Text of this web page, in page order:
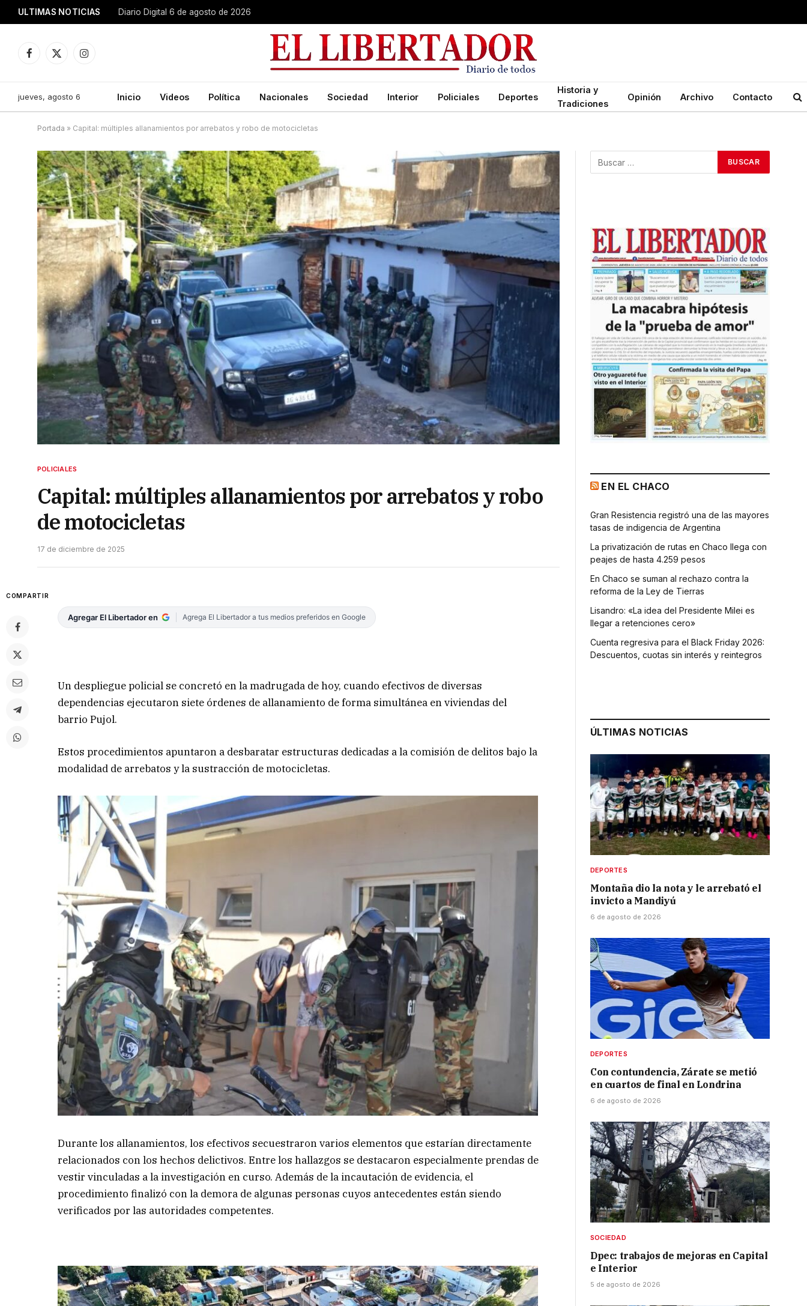
ULTIMAS NOTICIAS Diario Digital 6 de agosto de 2026
Facebook
X
Instagram
jueves, agosto 6 Inicio Videos Política Nacionales Sociedad Interior Policiales Deportes
Historia y
Tradiciones
Opinión Archivo Contacto
Portada » Capital: múltiples allanamientos por arrebatos y robo de motocicletas
POLICIALES
Capital: múltiples allanamientos por arrebatos y robo
de motocicletas
17 de diciembre de 2025
COMPARTIR
Agregar El Libertador en Agrega El Libertador a tus medios preferidos en Google
Un despliegue policial se concretó en la madrugada de hoy, cuando efectivos de diversas
dependencias ejecutaron siete órdenes de allanamiento de forma simultánea en viviendas del
barrio Pujol.
Estos procedimientos apuntaron a desbaratar estructuras dedicadas a la comisión de delitos bajo la
modalidad de arrebatos y la sustracción de motocicletas.
Durante los allanamientos, los efectivos secuestraron varios elementos que estarían directamente
relacionados con los hechos delictivos. Entre los hallazgos se destacaron especialmente prendas de
vestir vinculadas a la investigación en curso. Además de la incautación de evidencia, el
procedimiento finalizó con la demora de algunas personas cuyos antecedentes están siendo
verificados por las autoridades competentes.
EN EL CHACO
Gran Resistencia registró una de las mayores
tasas de indigencia de Argentina
La privatización de rutas en Chaco llega con
peajes de hasta 4.259 pesos
En Chaco se suman al rechazo contra la
reforma de la Ley de Tierras
Lisandro: «La idea del Presidente Milei es
llegar a retenciones cero»
Cuenta regresiva para el Black Friday 2026:
Descuentos, cuotas sin interés y reintegros
ÚLTIMAS NOTICIAS
DEPORTES
Montaña dio la nota y le arrebató el
invicto a Mandiyú
6 de agosto de 2026
DEPORTES
Con contundencia, Zárate se metió
en cuartos de final en Londrina
6 de agosto de 2026
SOCIEDAD
Dpec: trabajos de mejoras en Capital
e Interior
5 de agosto de 2026